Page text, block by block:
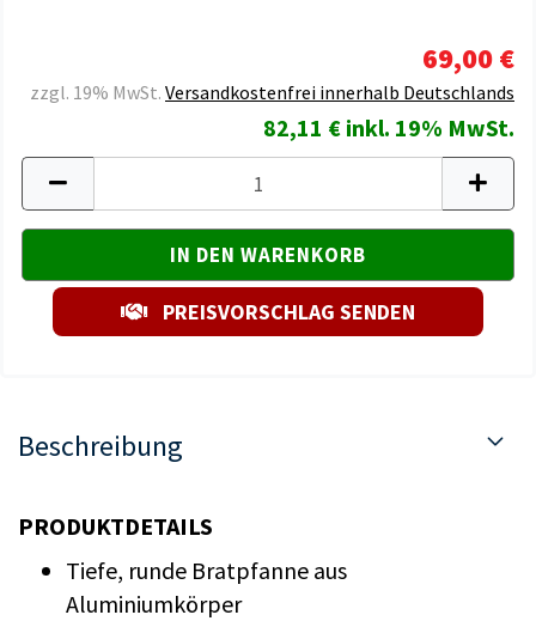
69,00 €
zzgl. 19% MwSt. Versandkostenfrei innerhalb Deutschlands
82,11 € inkl. 19% MwSt.
PREISVORSCHLAG SENDEN
Beschreibung
PRODUKTDETAILS
Tiefe, runde Bratpfanne aus
Aluminiumkörper